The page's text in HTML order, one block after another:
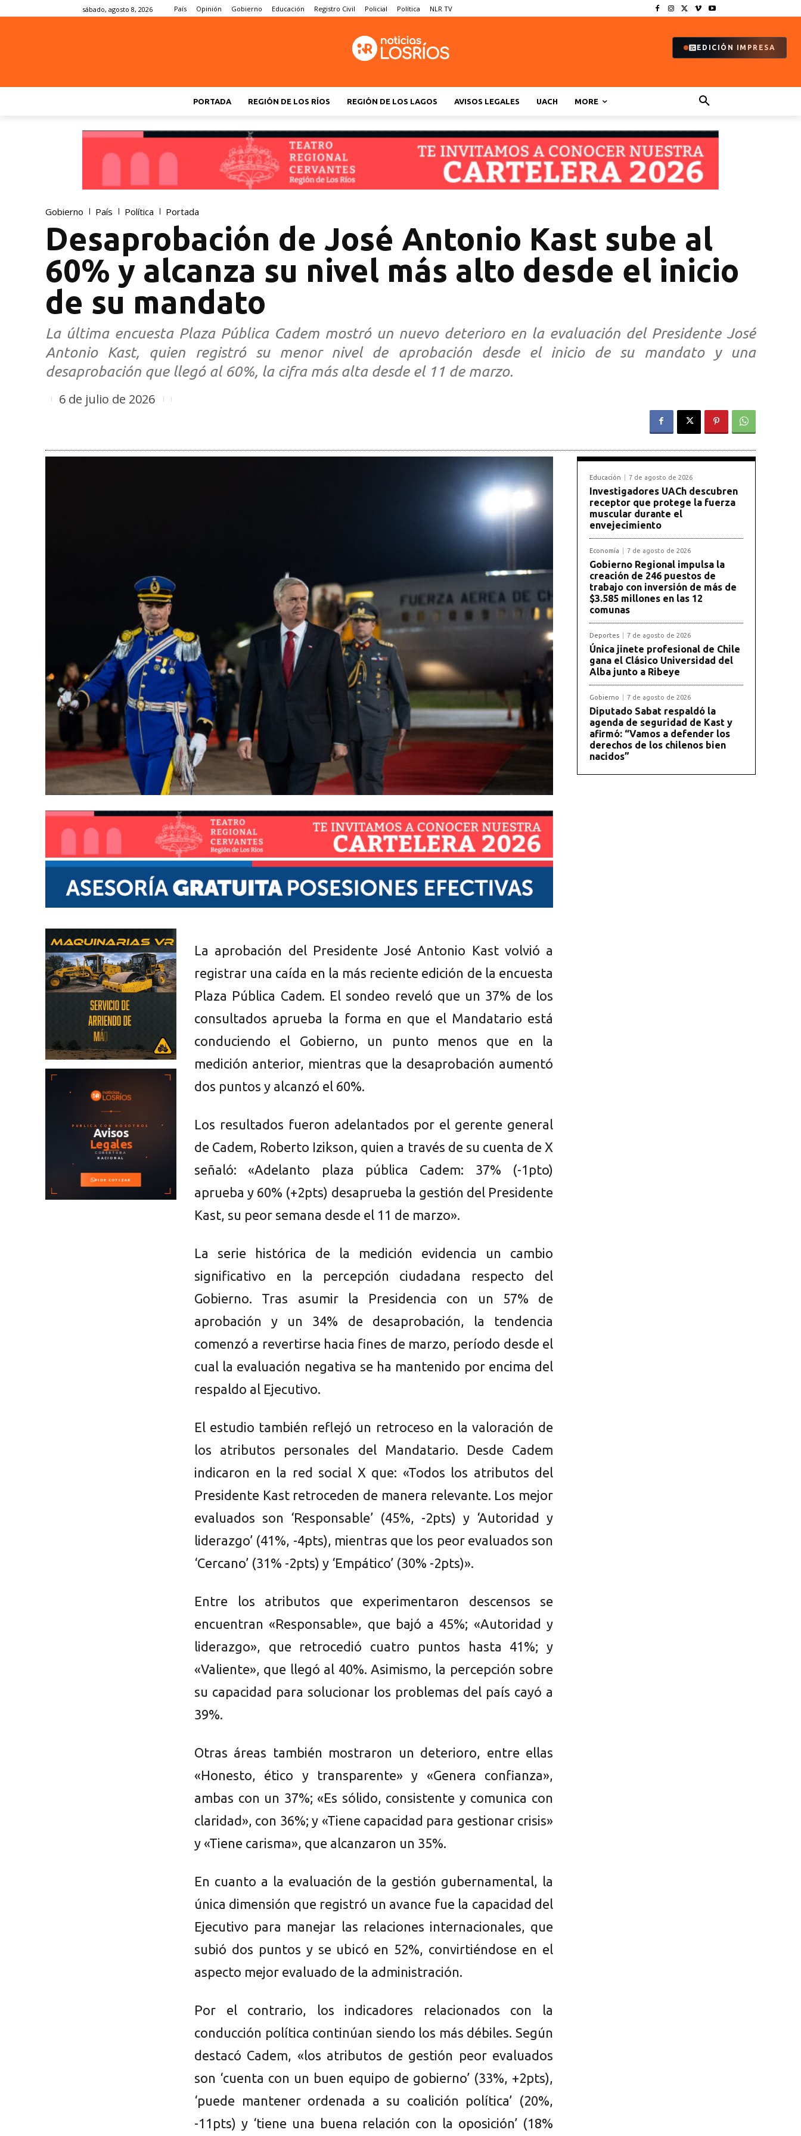
sábado, agosto 8, 2026 País Opinión Gobierno Educación Registro Civil Policial Política NLR TV
EDICIÓN IMPRESA
PORTADA REGIÓN DE LOS RÍOS REGIÓN DE LOS LAGOS AVISOS LEGALES UACH MORE
Gobierno País Política Portada
Desaprobación de José Antonio Kast sube al
60% y alcanza su nivel más alto desde el inicio
de su mandato
La última encuesta Plaza Pública Cadem mostró un nuevo deterioro en la evaluación del Presidente José
Antonio Kast, quien registró su menor nivel de aprobación desde el inicio de su mandato y una
desaprobación que llegó al 60%, la cifra más alta desde el 11 de marzo.
6 de julio de 2026
La aprobación del Presidente José Antonio Kast volvió a
registrar una caída en la más reciente edición de la encuesta
Plaza Pública Cadem. El sondeo reveló que un 37% de los
consultados aprueba la forma en que el Mandatario está
conduciendo el Gobierno, un punto menos que en la
medición anterior, mientras que la desaprobación aumentó
dos puntos y alcanzó el 60%.
Los resultados fueron adelantados por el gerente general
de Cadem, Roberto Izikson, quien a través de su cuenta de X
señaló: «Adelanto plaza pública Cadem: 37% (-1pto)
aprueba y 60% (+2pts) desaprueba la gestión del Presidente
Kast, su peor semana desde el 11 de marzo».
La serie histórica de la medición evidencia un cambio
significativo en la percepción ciudadana respecto del
Gobierno. Tras asumir la Presidencia con un 57% de
aprobación y un 34% de desaprobación, la tendencia
comenzó a revertirse hacia fines de marzo, período desde el
cual la evaluación negativa se ha mantenido por encima del
respaldo al Ejecutivo.
El estudio también reflejó un retroceso en la valoración de
los atributos personales del Mandatario. Desde Cadem
indicaron en la red social X que: «Todos los atributos del
Presidente Kast retroceden de manera relevante. Los mejor
evaluados son ‘Responsable’ (45%, -2pts) y ‘Autoridad y
liderazgo’ (41%, -4pts), mientras que los peor evaluados son
‘Cercano’ (31% -2pts) y ‘Empático’ (30% -2pts)».
Entre los atributos que experimentaron descensos se
encuentran «Responsable», que bajó a 45%; «Autoridad y
liderazgo», que retrocedió cuatro puntos hasta 41%; y
«Valiente», que llegó al 40%. Asimismo, la percepción sobre
su capacidad para solucionar los problemas del país cayó a
39%.
Otras áreas también mostraron un deterioro, entre ellas
«Honesto, ético y transparente» y «Genera confianza»,
ambas con un 37%; «Es sólido, consistente y comunica con
claridad», con 36%; y «Tiene capacidad para gestionar crisis»
y «Tiene carisma», que alcanzaron un 35%.
En cuanto a la evaluación de la gestión gubernamental, la
única dimensión que registró un avance fue la capacidad del
Ejecutivo para manejar las relaciones internacionales, que
subió dos puntos y se ubicó en 52%, convirtiéndose en el
aspecto mejor evaluado de la administración.
Por el contrario, los indicadores relacionados con la
conducción política continúan siendo los más débiles. Según
destacó Cadem, «los atributos de gestión peor evaluados
son ‘cuenta con un buen equipo de gobierno’ (33%, +2pts),
‘puede mantener ordenada a su coalición política’ (20%,
-11pts) y ‘tiene una buena relación con la oposición’ (18%
Educación 7 de agosto de 2026
Investigadores UACh descubren
receptor que protege la fuerza
muscular durante el
envejecimiento
Economía 7 de agosto de 2026
Gobierno Regional impulsa la
creación de 246 puestos de
trabajo con inversión de más de
$3.585 millones en las 12
comunas
Deportes 7 de agosto de 2026
Única jinete profesional de Chile
gana el Clásico Universidad del
Alba junto a Ribeye
Gobierno 7 de agosto de 2026
Diputado Sabat respaldó la
agenda de seguridad de Kast y
afirmó: “Vamos a defender los
derechos de los chilenos bien
nacidos”